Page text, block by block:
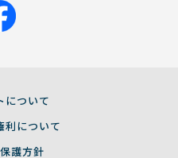
について
利について
護方針